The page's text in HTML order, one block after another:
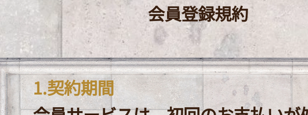
会員登録規約
1.契約期間